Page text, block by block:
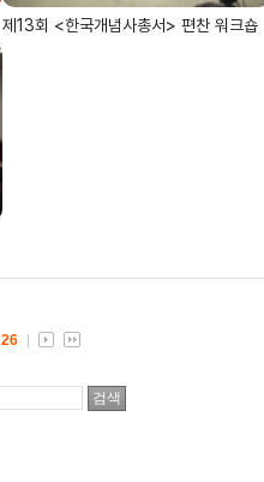
제13회 <한국개념사총서> 편찬 워크숍
26